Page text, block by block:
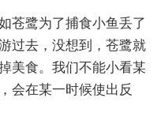
苍鹭为了捕食小鱼丢了
过去，没想到，苍鹭就
美食。我们不能小看某
会在某一时候使出反